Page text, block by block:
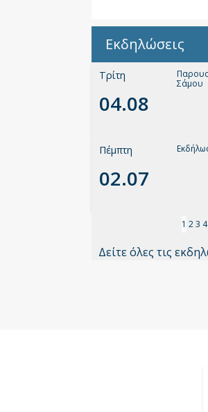
Εκδηλώσεις
Τρίτη
04.08
Σάμου
Πέμπτη
02.07
1 23 4
Δείτε όλες τις